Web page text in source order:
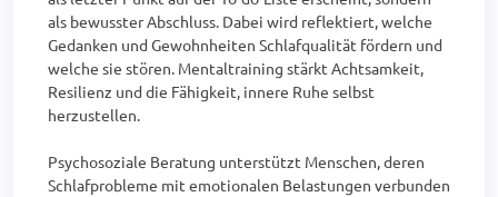
als bewusster Abschluss. Dabei wird reflektiert, welche
Gedanken und Gewohnheiten Schlafqualität fördern und
welche sie stören. Mentaltraining stärkt Achtsamkeit,
Resilienz und die Fähigkeit, innere Ruhe selbst
herzustellen.
Psychosoziale Beratung unterstützt Menschen, deren
Schlafprobleme mit emotionalen Belastungen verbunden